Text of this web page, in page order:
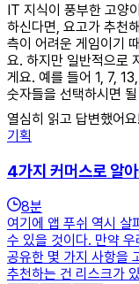
IT 지식이 풍부한 고양
하신다면, 요고가 추천
측이 어려운 게임이기
요. 하지만 일반적으로
게요. 예를 들어 1, 7,
숫자들을 선택하시면
열심히 읽고 답변했어요!
기획
4가지 커머스로 알아
8분
여기에 앱 푸쉬 역시 살
수 있을 것이다. 만약
공유한 몇 가지 사항을
추천하는 건 리스크가